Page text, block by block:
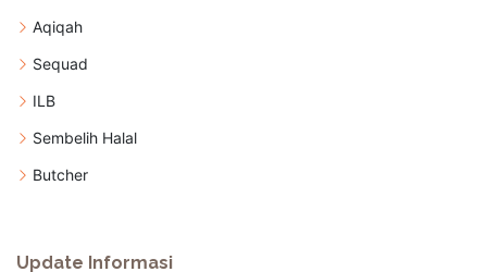
Aqiqah
Sequad
ILB
Sembelih Halal
Butcher
Update Informasi